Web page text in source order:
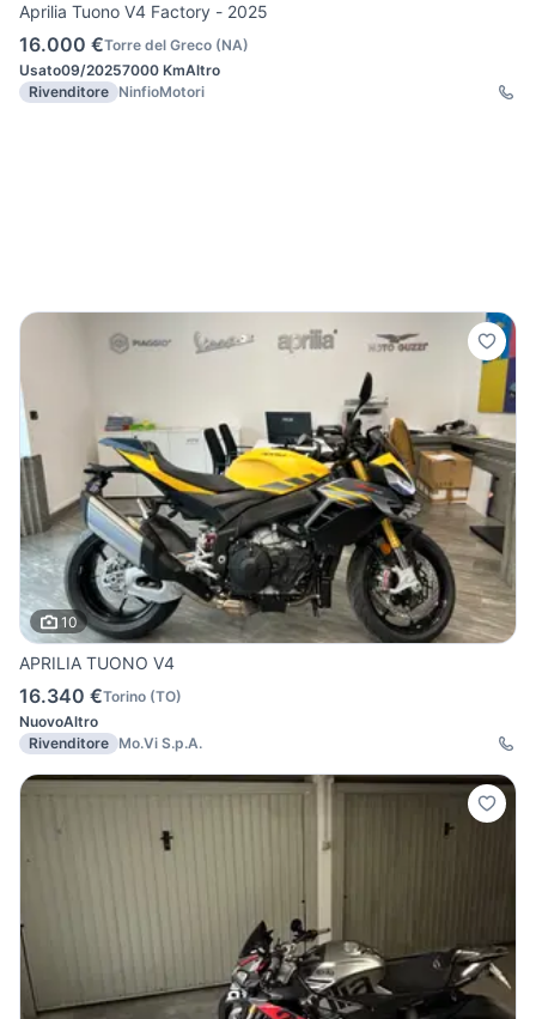
Aprilia Tuono V4 Factory - 2025
16.000 €Torre del Greco (NA)
Usato09/20257000 KmAltro
Rivenditore NinfioMotori
10
APRILIA TUONO V4
16.340 €Torino (TO)
NuovoAltro
Rivenditore Mo.Vi S.p.A.